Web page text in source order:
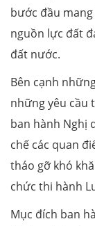
bước đầu
nguồn lực đất
đất nước.
Bên cạnh
những yêu cầu
ban hành Nghị
chế các quan
tháo gỡ khó
chức thi hành
Mục đích ban